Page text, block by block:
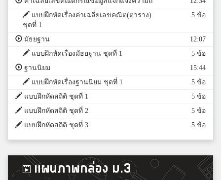
แบบฝึกหัดเรื่องค่าเฉลี่ยเลขคณิต(ตาราง)
ชุดที่ 1
5 ข้อ
มัธยฐาน
12:07
แบบฝึกหัดเรื่องมัธยฐาน ชุดที่ 1
5 ข้อ
ฐานนิยม
15:44
แบบฝึกหัดเรื่องฐานนิยม ชุดที่ 1
5 ข้อ
แบบฝึกหัดสถิติ ชุดที่ 1
5 ข้อ
แบบฝึกหัดสถิติ ชุดที่ 2
5 ข้อ
แบบฝึกหัดสถิติ ชุดที่ 3
5 ข้อ
แผนภาพกล่อง ม.3